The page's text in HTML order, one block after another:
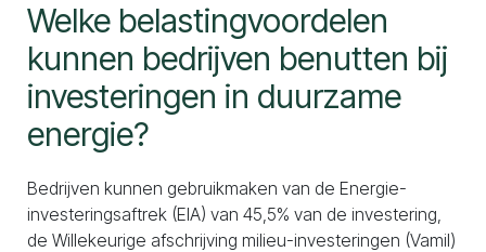
Welke belastingvoordelen
kunnen bedrijven benutten bij
investeringen in duurzame
energie?
Bedrijven kunnen gebruikmaken van de Energie-
investeringsaftrek (EIA) van 45,5% van de investering,
de Willekeurige afschrijving milieu-investeringen (Vamil)